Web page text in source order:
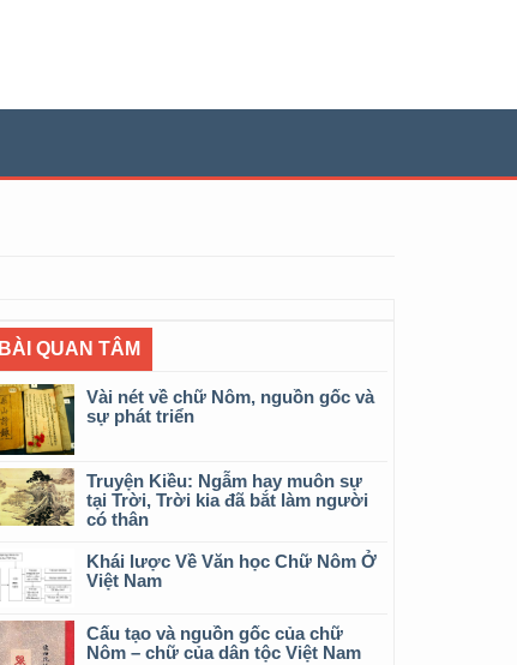
BÀI QUAN TÂM
Vài nét về chữ Nôm, nguồn gốc và
sự phát triển
Truyện Kiều: Ngẫm hay muôn sự
tại Trời, Trời kia đã bắt làm người
có thân
Khái lược Về Văn học Chữ Nôm Ở
Việt Nam
Cấu tạo và nguồn gốc của chữ
Nôm – chữ của dân tộc Việt Nam